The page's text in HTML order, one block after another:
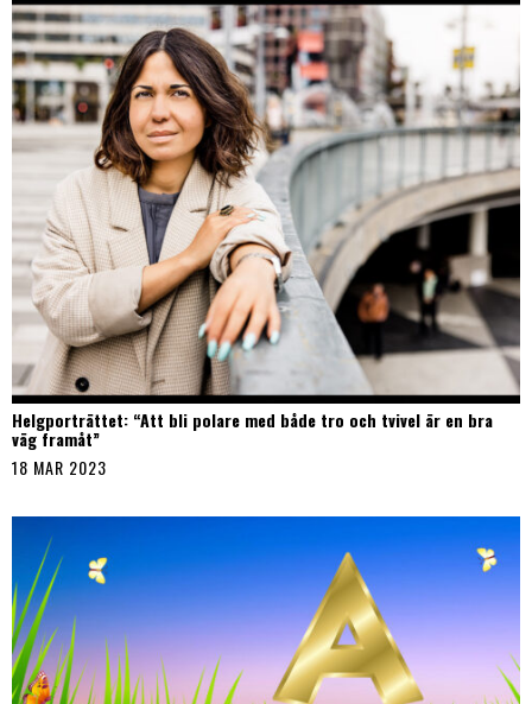
Helgporträttet: “Att bli polare med både tro och tvivel är en bra
väg framåt”
18 MAR 2023